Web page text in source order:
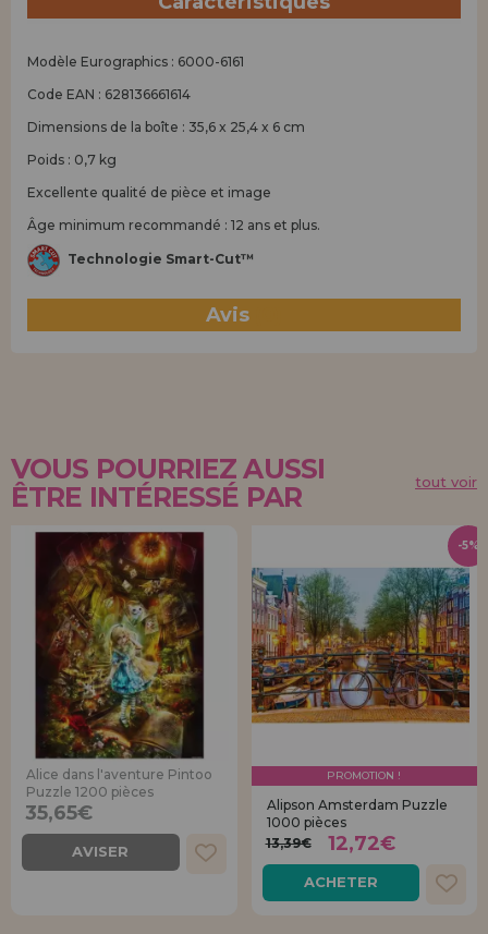
Modèle Eurographics : 6000-6161
Code EAN : 628136661614
Dimensions de la boîte : 35,6 x 25,4 x 6 cm
Poids : 0,7 kg
Excellente qualité de pièce et image
Âge minimum recommandé : 12 ans et plus.
Technologie Smart-Cut™
Avis
VOUS POURRIEZ AUSSI
ÊTRE INTÉRESSÉ PAR
tout voir
Alice dans l'aventure Pintoo
Puzzle 1200 pièces
35,65€
AVISER
PROMOTION !
Alipson Amsterdam Puzzle
1000 pièces
13,39€
12,72€
ACHETER
-5%